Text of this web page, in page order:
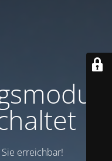
erreichbar!